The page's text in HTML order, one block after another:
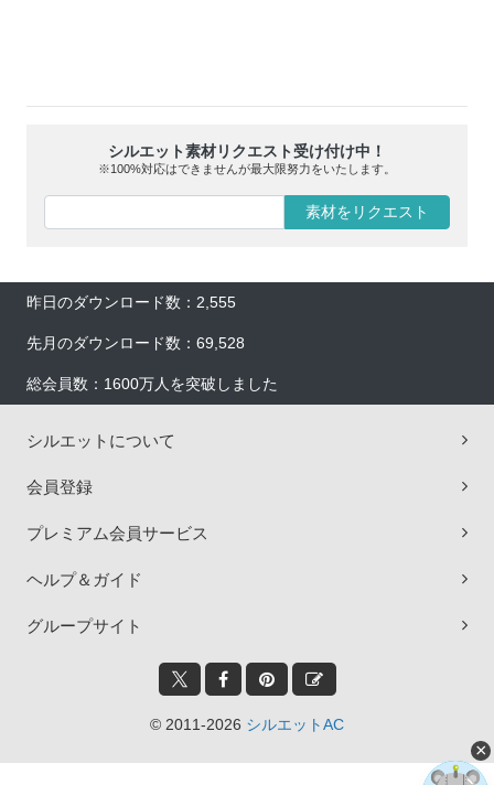
シルエット素材リクエスト受け付け中！
※100%対応はできませんが最大限努力をいたします。
素材をリクエスト
昨日のダウンロード数：2,555
先月のダウンロード数：69,528
総会員数：1600万人を突破しました
シルエットについて
会員登録
プレミアム会員サービス
ヘルプ＆ガイド
グループサイト
© 2011-2026 シルエットAC
×